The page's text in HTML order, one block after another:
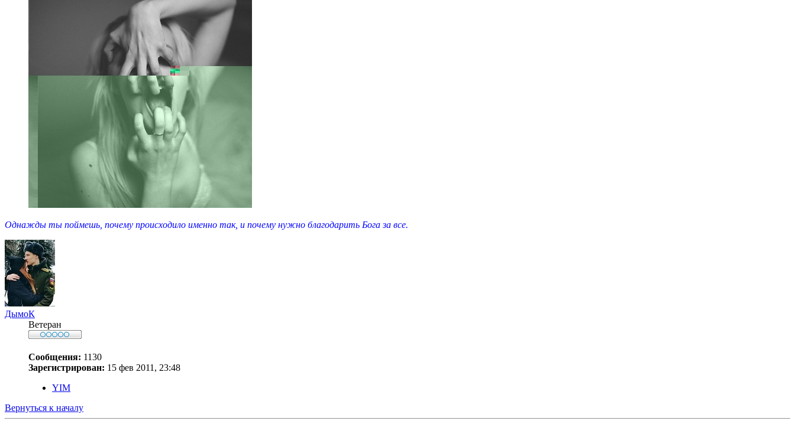
Однажды ты поймешь, почему происходило именно так, и почему нужно благодарить Бога за все.
ДымоК
Ветеран
Сообщения: 1130
Зарегистрирован: 15 фев 2011, 23:48
YIM
Вернуться к началу